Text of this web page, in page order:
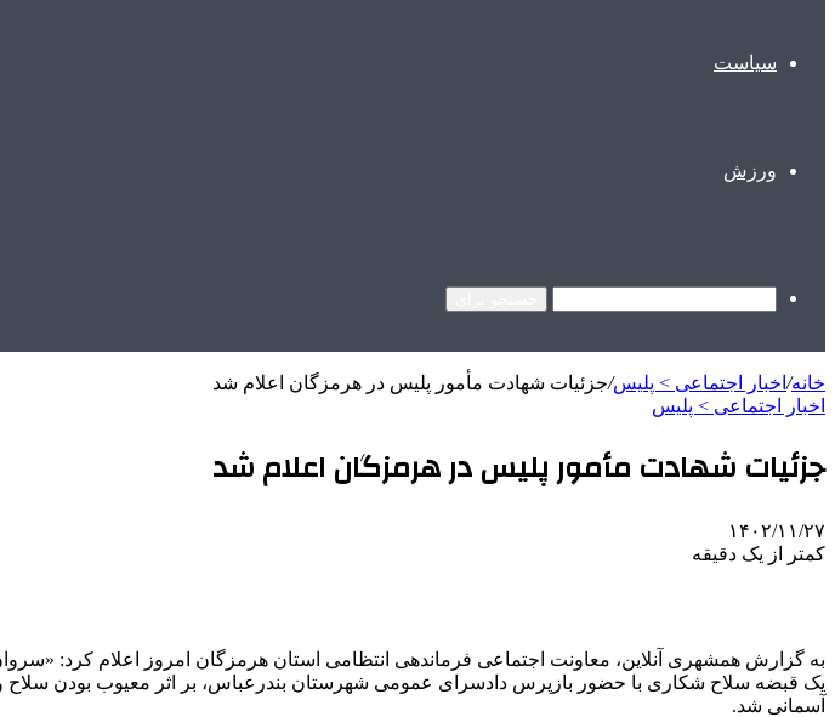
سیاست
ورزش
خانه/ اخبار اجتماعی > پليس/جزئیات شهادت مأمور پلیس در هرمزگان اعلام شد
اخبار اجتماعی > پليس
جزئیات شهادت مأمور پلیس در هرمزگان اعلام شد
۱۴۰۲/۱۱/۲۷
کمتر از یک دقیقه
به گزارش همشهری آنلاین، معاونت اجتماعی فرماندهی انتظامی استان هرمزگان امروز اعلام کرد:
یک قبضه سلاح شکاری با حضور بازپرس دادسرای عمومی شهرستان بندرعباس، بر اثر معیوب بودن سلاح و
آسمانی شد.